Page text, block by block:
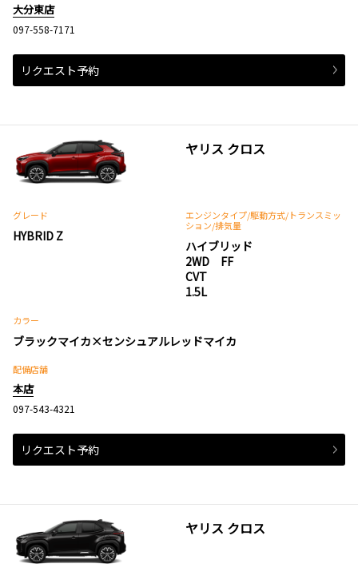
大分東店
097-558-7171
リクエスト予約
ヤリス クロス
グレード
HYBRID Z
エンジンタイプ/駆動方式/トランスミッ
ション/排気量
ハイブリッド
2WD FF
CVT
1.5L
カラー
ブラックマイカ×センシュアルレッドマイカ
配備店舗
本店
097-543-4321
リクエスト予約
ヤリス クロス